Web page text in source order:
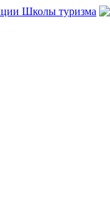
Школы туризма